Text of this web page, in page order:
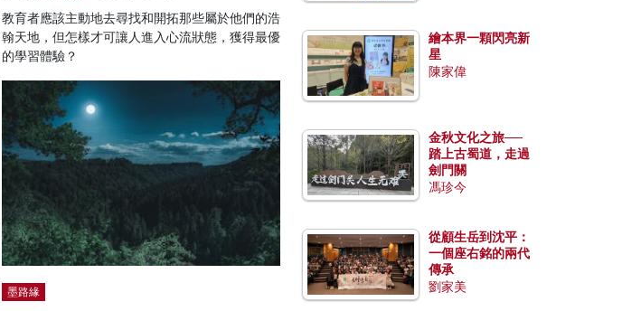
教育者應該主動地去尋找和開拓那些屬於他們的浩
翰天地，但怎樣才可讓人進入心流狀態，獲得最優
的學習體驗？
墨路緣
繪本界一顆閃亮新
星
陳家偉
金秋文化之旅──
踏上古蜀道，走過
劍門關
馮珍今
從顧生岳到沈平：
一個座右銘的兩代
傳承
劉家美